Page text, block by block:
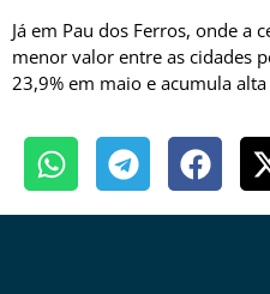
Já em Pau dos Ferros, onde a
menor valor entre as cidades
23,9% em maio e acumula